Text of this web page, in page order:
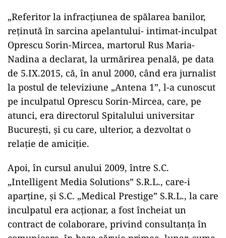
„Referitor la infracțiunea de spălarea banilor,
reținută în sarcina apelantului- intimat-inculpat
Oprescu Sorin-Mircea, martorul Rus Maria-
Nadina a declarat, la urmărirea penală, pe data
de 5.IX.2015, că, în anul 2000, când era jurnalist
la postul de televiziune „Antena 1”, l-a cunoscut
pe inculpatul Oprescu Sorin-Mircea, care, pe
atunci, era directorul Spitalului universitar
București, și cu care, ulterior, a dezvoltat o
relație de amiciție.
Apoi, în cursul anului 2009, între S.C.
„Intelligent Media Solutions” S.R.L., care-i
aparține, și S.C. „Medical Prestige” S.R.L., la care
inculpatul era acționar, a fost încheiat un
contract de colaborare, privind consultanța în